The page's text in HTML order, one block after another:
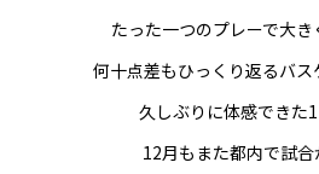
たった一つのプレーで大き
何十点差もひっくり返るバ
久しぶりに体感できた
12月もまた都内で試